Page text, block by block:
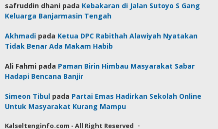
safruddin dhani pada Kebakaran di Jalan Sutoyo S Gang
Keluarga Banjarmasin Tengah
Akhmadi pada Ketua DPC Rabithah Alawiyah Nyatakan
Tidak Benar Ada Makam Habib
Ali Fahmi pada Paman Birin Himbau Masyarakat Sabar
Hadapi Bencana Banjir
Simeon Tibul pada Partai Emas Hadirkan Sekolah Online
Untuk Masyarakat Kurang Mampu
Kalseltenginfo.com - All Right Reserved